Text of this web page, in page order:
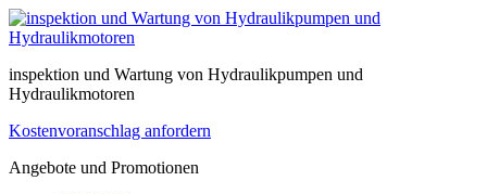
inspektion und Wartung von Hydraulikpumpen und
Hydraulikmotoren
Kostenvoranschlag anfordern
Angebote und Promotionen